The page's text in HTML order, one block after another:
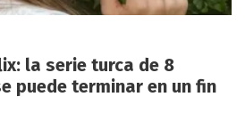
la serie turca de 8
puede terminar en un fin